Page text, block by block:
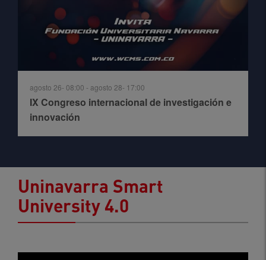
agosto 26- 08:00 - agosto 28- 17:00
IX Congreso internacional de investigación e
innovación
Uninavarra Smart
University 4.0